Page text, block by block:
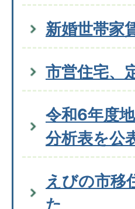
新婚世帯家
市営住宅、
令和6年度
分析表を公
えびの市移
た